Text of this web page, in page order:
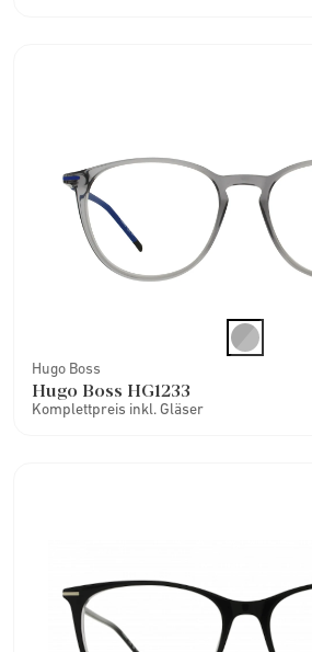
Hugo Boss
Hugo Boss HG1233
Komplettpreis inkl. Gläser